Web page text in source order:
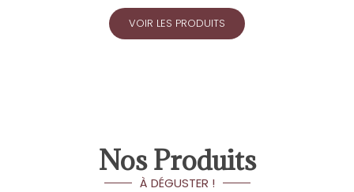
VOIR LES PRODUITS
Nos Produits
À DÉGUSTER !